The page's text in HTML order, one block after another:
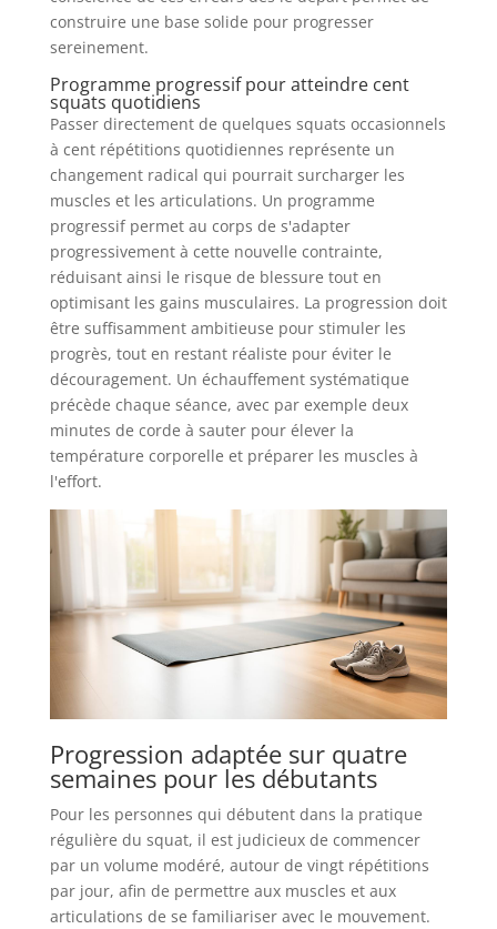
construire une base solide pour progresser
sereinement.
Programme progressif pour atteindre cent
squats quotidiens
Passer directement de quelques squats occasionnels
à cent répétitions quotidiennes représente un
changement radical qui pourrait surcharger les
muscles et les articulations. Un programme
progressif permet au corps de s'adapter
progressivement à cette nouvelle contrainte,
réduisant ainsi le risque de blessure tout en
optimisant les gains musculaires. La progression doit
être suffisamment ambitieuse pour stimuler les
progrès, tout en restant réaliste pour éviter le
découragement. Un échauffement systématique
précède chaque séance, avec par exemple deux
minutes de corde à sauter pour élever la
température corporelle et préparer les muscles à
l'effort.
Progression adaptée sur quatre
semaines pour les débutants
Pour les personnes qui débutent dans la pratique
régulière du squat, il est judicieux de commencer
par un volume modéré, autour de vingt répétitions
par jour, afin de permettre aux muscles et aux
articulations de se familiariser avec le mouvement.